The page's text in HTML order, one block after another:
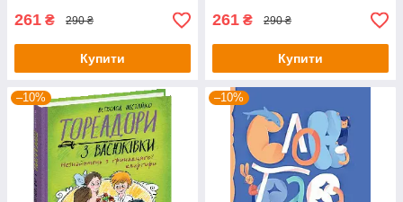
261 ₴ 290 ₴
Купити
261 ₴ 290 ₴
Купити
–10% –10%